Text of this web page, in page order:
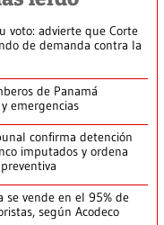
voto: advierte que Corte
de demanda contra la
de Panamá
emergencias
confirma detención
imputados y ordena
se vende en el 95% de
según Acodeco